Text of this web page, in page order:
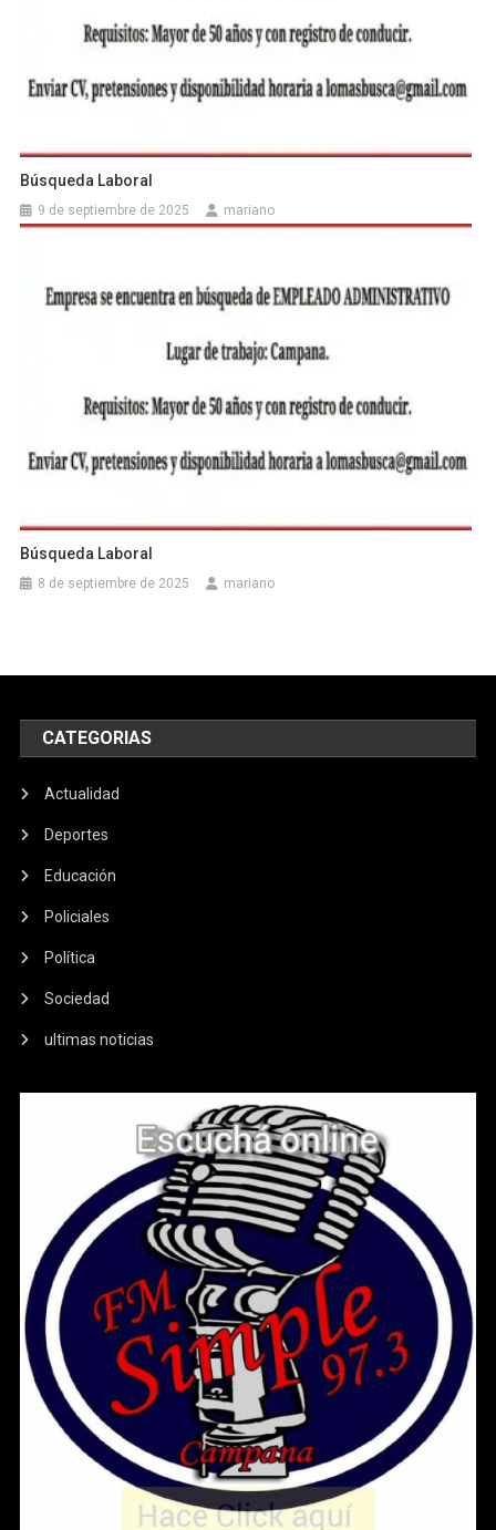
Búsqueda Laboral
9 de septiembre de 2025 mariano
Búsqueda Laboral
8 de septiembre de 2025 mariano
CATEGORIAS
Actualidad
Deportes
Educación
Policiales
Política
Sociedad
ultimas noticias